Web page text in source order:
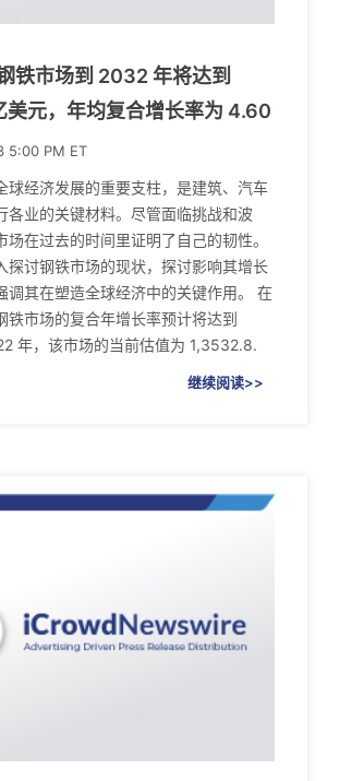
铁市场到 2032 年将达到
元，年均复合增长率为 4.60
5:00 PM ET
球经济发展的重要支柱，是建筑、汽车
各业的关键材料。尽管面临挑战和波
场在过去的时间里证明了自己的韧性。
探讨钢铁市场的现状，探讨影响其增长
调其在塑造全球经济中的关键作用。 在
铁市场的复合年增长率预计将达到
年，该市场的当前估值为 1,3532.8.
继续阅读>>